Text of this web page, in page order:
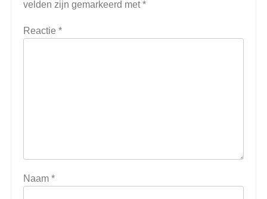
velden zijn gemarkeerd met*
Reactie *
Naam *